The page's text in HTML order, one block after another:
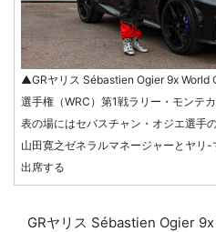
▲GRヤリス Sébastien Ogier 9x World
選手権（WRC）第1戦ラリー・モンテ
表の場にはセバスチャン・オジエ選手
山田寛之ゼネラルマネージャーとヤリ
出席する
GRヤリス Sébastien Ogier